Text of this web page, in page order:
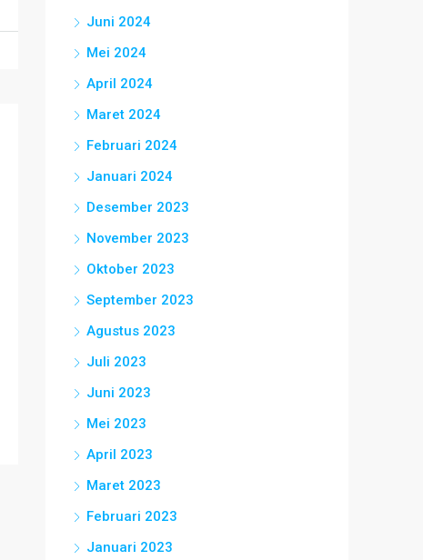
Juni 2024
Mei 2024
April 2024
Maret 2024
Februari 2024
Januari 2024
Desember 2023
November 2023
Oktober 2023
September 2023
Agustus 2023
Juli 2023
Juni 2023
Mei 2023
April 2023
Maret 2023
Februari 2023
Januari 2023